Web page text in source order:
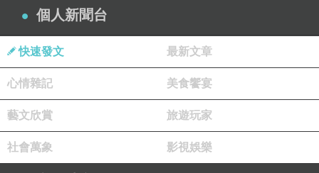
個人新聞台
快速發文 最新文章
心情雜記 美食饗宴
藝文欣賞 旅遊玩家
社會萬象 影視娛樂